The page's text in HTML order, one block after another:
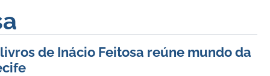
de Inácio Feitosa reúne mundo da